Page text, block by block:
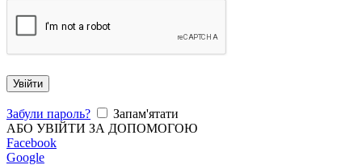
Увійти
Забули пароль?
Запам'ятати
АБО УВІЙТИ ЗА ДОПОМОГОЮ
Facebook
Google